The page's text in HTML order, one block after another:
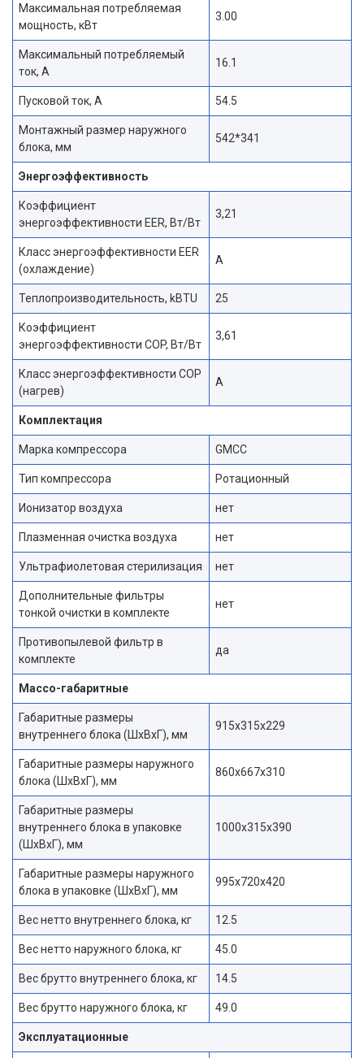
Максимальная потребляемая
мощность, кВт
3.00
Максимальный потребляемый
ток, А
16.1
Пусковой ток, А 54.5
Монтажный размер наружного
блока, мм
542*341
Энергоэффективность
Коэффициент
энергоэффективности EER, Вт/Вт
3,21
Класс энергоэффективности EER
(охлаждение)
A
Теплопроизводительность, kBTU 25
Коэффициент
энергоэффективности COP, Вт/Вт
3,61
Класс энергоэффективности COP
(нагрев)
A
Комплектация
Марка компрессора GMCC
Тип компрессора Ротационный
Ионизатор воздуха нет
Плазменная очистка воздуха нет
Ультрафиолетовая стерилизация нет
Дополнительные фильтры
тонкой очистки в комплекте
нет
Противопылевой фильтр в
комплекте
да
Массо-габаритные
Габаритные размеры
внутреннего блока (ШxВxГ), мм
915x315x229
Габаритные размеры наружного
блока (ШxВxГ), мм
860x667x310
Габаритные размеры
внутреннего блока в упаковке
(ШxВxГ), мм
1000x315x390
Габаритные размеры наружного
блока в упаковке (ШxВxГ), мм
995x720x420
Вес нетто внутреннего блока, кг 12.5
Вес нетто наружного блока, кг 45.0
Вес брутто внутреннего блока, кг 14.5
Вес брутто наружного блока, кг 49.0
Эксплуатационные